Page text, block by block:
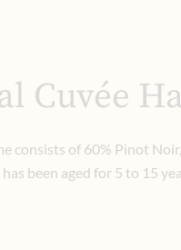
Cuvée
consists of 60% Pinot
been aged for 5 to 15